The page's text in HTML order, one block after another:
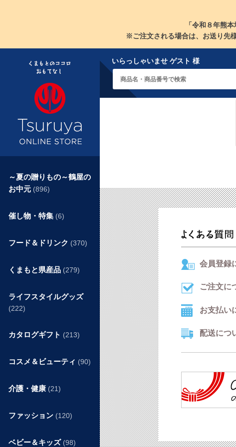
「令和８年熊
※ご注文される場合は、お送り先
いらっしゃいませ ゲスト 様
～夏の贈りもの～鶴屋の
お中元 (896)
催し物・特集 (6)
フード＆ドリンク (370)
くまもと県産品 (279)
ライフスタイルグッズ
(222)
カタログギフト (213)
コスメ＆ビューティ (90)
介護・健康 (21)
ファッション (120)
ベビー＆キッズ (98)
会員登録
ご注文に
お支払い
配送につ